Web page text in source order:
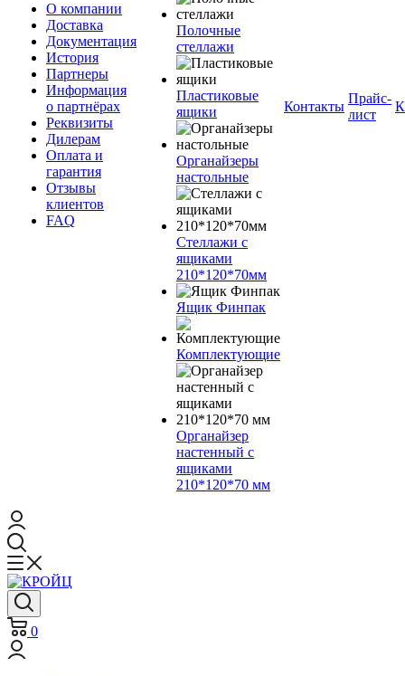
О компании
Доставка
Документация
История
Партнеры
Информация
о партнёрах
Реквизиты
Дилерам
Оплата и
гарантия
Отзывы
клиентов
FAQ
Полочные
стеллажи
Пластиковые
ящики
Органайзеры
настольные
Стеллажи с
ящиками
210*120*70мм
Ящик Финпак
Комплектующие
Органайзер
настенный с
ящиками
210*120*70 мм
Контакты
Прайс-
лист
0